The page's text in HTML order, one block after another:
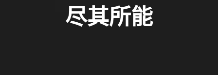
尽其所能